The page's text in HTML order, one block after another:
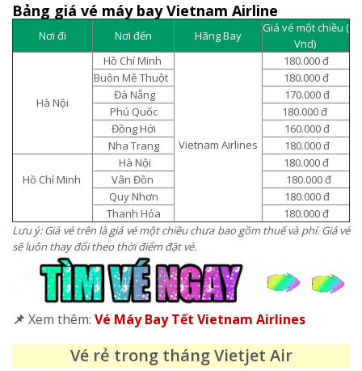
Bảng giá vé máy bay Vietnam Airline
Nơi đi Nơi đến Hãng Bay
Giá vé một chiều (
Vnd)
Hà Nội
Hồ Chí Minh
Vietnam Airlines
180.000 đ
Buôn Mê Thuột
180.000 đ
Đà Nẵng
170.000 đ
Phú Quốc
180.000 đ
Đồng Hới
160.000 đ
Nha Trang
180.000 đ
Hồ Chí Minh
Hà Nội
180.000 đ
Vân Đồn
180.000 đ
Quy Nhơn
180.000 đ
Thanh Hóa
180.000 đ
Lưu ý: Giá vé trên là giá vé một chiều chưa bao gồm thuế và phí. Giá vé
sẽ luôn thay đổi theo thời điểm đặt vé.
📌 Xem thêm: Vé Máy Bay Tết Vietnam Airlines
Vé rẻ trong tháng Vietjet Air